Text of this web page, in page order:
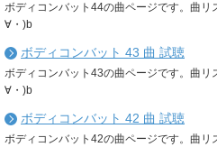
ボディコンバット44の曲ページです。曲リ
∀・)b
ボディコンバット 43 曲 試聴
ボディコンバット43の曲ページです。曲リ
∀・)b
ボディコンバット 42 曲 試聴
ボディコンバット42の曲ページです。曲リ